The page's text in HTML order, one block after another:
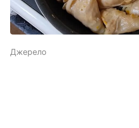
Джерело